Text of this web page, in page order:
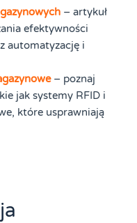
– artykuł
efektywności
automatyzację i
– poznaj
jak systemy RFID i
które usprawniają